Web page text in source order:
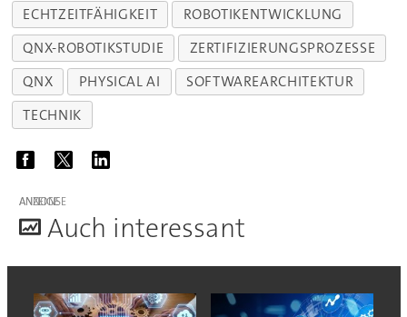
ECHTZEITFÄHIGKEIT
ROBOTIKENTWICKLUNG
QNX-ROBOTIKSTUDIE
ZERTIFIZIERUNGSPROZESSE
QNX
PHYSICAL AI
SOFTWAREARCHITEKTUR
TECHNIK
ANZEIGE
Auch interessant